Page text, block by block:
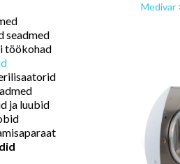
seadmed
töökohad
ja luubid
Medivar